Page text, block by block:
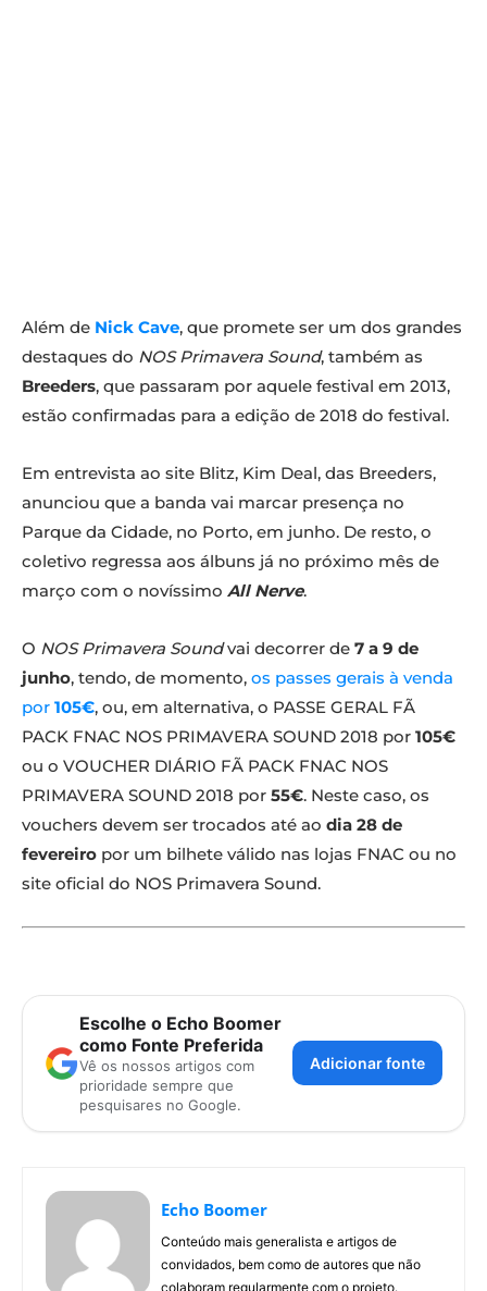
Além de Nick Cave, que promete ser um dos grandes
destaques do NOS Primavera Sound, também as
Breeders, que passaram por aquele festival em 2013,
estão confirmadas para a edição de 2018 do festival.
Em entrevista ao site Blitz, Kim Deal, das Breeders,
anunciou que a banda vai marcar presença no
Parque da Cidade, no Porto, em junho. De resto, o
coletivo regressa aos álbuns já no próximo mês de
março com o novíssimo All Nerve.
O NOS Primavera Soundvai decorrer de 7 a 9 de
junho, tendo, de momento, os passes gerais à venda
por 105€, ou, em alternativa, o PASSE GERAL FÃ
PACK FNAC NOS PRIMAVERA SOUND 2018 por 105€
ou o VOUCHER DIÁRIO FÃ PACK FNAC NOS
PRIMAVERA SOUND 2018 por 55€. Neste caso, os
vouchers devem ser trocados até ao dia 28 de
fevereiro por um bilhete válido nas lojas FNAC ou no
site oficial do NOS Primavera Sound.
Escolhe o Echo Boomer
como Fonte Preferida
Vê os nossos artigos com
prioridade sempre que
pesquisares no Google.
Adicionar fonte
Echo Boomer
Conteúdo mais generalista e artigos de
convidados, bem como de autores que não
colaboram regularmente com o projeto.